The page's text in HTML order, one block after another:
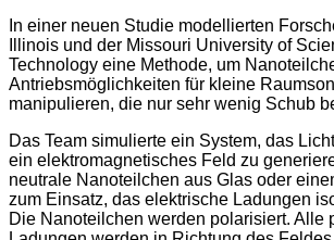
In einer neuen Studie modellierten
Illinois und der Missouri University of
Technology eine Methode, um
Antriebsmöglichkeiten für kleine
manipulieren, die nur sehr wenig Schub
Das Team simulierte ein System, das
ein elektromagnetisches Feld zu
neutrale Nanoteilchen aus Glas oder
zum Einsatz, das elektrische Ladungen
Die Nanoteilchen werden polarisiert. Alle